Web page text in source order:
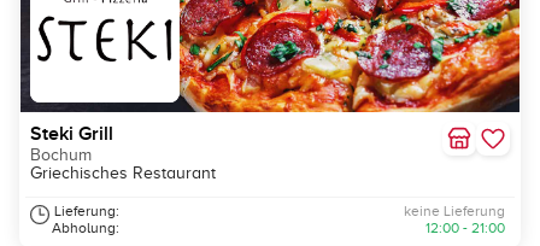
Steki Grill
Bochum
Griechisches Restaurant
Lieferung:
Abholung:
keine Lieferung
12:00 - 21:00